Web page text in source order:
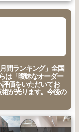
間ランキング」全国
は「曖昧なオーダー
価をいただいてお
が光ります。今後の